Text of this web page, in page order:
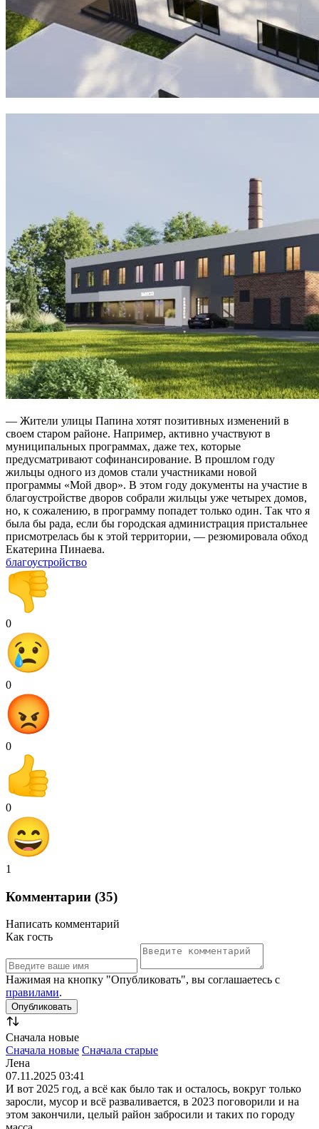
— Жители улицы Папина хотят позитивных изменений в
своем старом районе. Например, активно участвуют в
муниципальных программах, даже тех, которые
предусматривают софинансирование. В прошлом году
жильцы одного из домов стали участниками новой
программы «Мой двор». В этом году документы на участие в
благоустройстве дворов собрали жильцы уже четырех домов,
но, к сожалению, в программу попадет только один. Так что я
была бы рада, если бы городская администрация пристальнее
присмотрелась бы к этой территории, — резюмировала обход
Екатерина Пинаева.
благоустройство
0
0
0
0
1
Комментарии (35)
Написать комментарий
Как гость
Нажимая на кнопку "Опубликовать", вы соглашаетесь с
правилами.
Сначала новые
Сначала новые Сначала старые
Лена
07.11.2025 03:41
И вот 2025 год, а всё как было так и осталось, вокруг только
заросли, мусор и всё разваливается, в 2023 поговорили и на
этом закончили, целый район забросили и таких по городу